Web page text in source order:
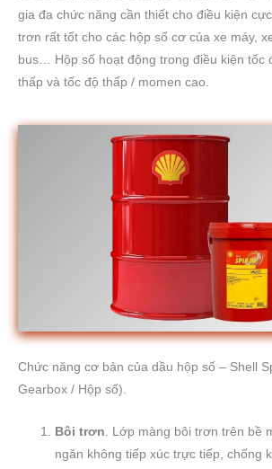
gia đa chức năng cần thiết cho điều kiện
trơn rất tốt cho các hộp số cơ của xe máy,
bus… Hộp số hoạt động trong điều kiện tốc
thấp và tốc độ thấp / momen cao.
Chức năng cơ bản của dầu hộp số – Shell
Gearbox / Hộp số).
Bôi trơn. Lớp màng bôi trơn trên bề
ngăn không tiếp xúc trực tiếp, chống